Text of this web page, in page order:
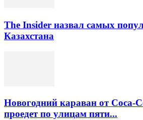
The Insider назвал самых
Казахстана
Новогодний караван от Coca-
проедет по улицам пяти...